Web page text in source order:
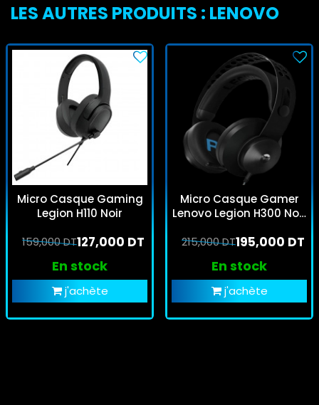
LES AUTRES PRODUITS : LENOVO
Micro Casque Gaming
Legion H110 Noir
127,000 DT
159,000 DT
En stock
j'achète
Micro Casque Gamer
Lenovo Legion H300 Noir
195,000 DT
215,000 DT
En stock
j'achète